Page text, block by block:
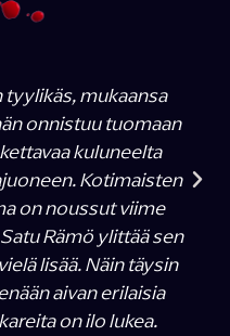
tyylikäs, mukaansa
onnistuu tuomaan
kuluneelta
Kotimaisten
on noussut viime
Rämö ylittää sen
lisää. Näin täysin
aivan erilaisia
on ilo lukea.